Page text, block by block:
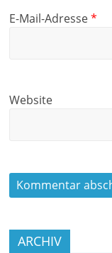
E-Mail-Adresse*
Website
ARCHIV